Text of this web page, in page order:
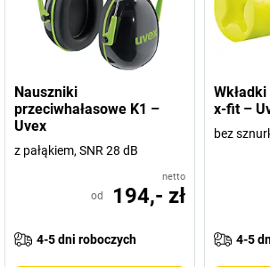
Nauszniki
przeciwhałasowe K1 –
Uvex
z pałąkiem, SNR 28 dB
netto
od 194,- zł
4-5 dni roboczych
x-fit –
bez
4-5